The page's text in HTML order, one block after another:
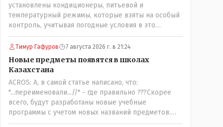
установлены кондиционеры, питьевой и
температурный режимы, которые взяты на особый
контроль, учитывая погодные условия в это
лето.Мы решили. что это - противоречие. Вы
считаете иначе?Ну тут противоречия нет. Этот
трагедии, то есть 29 июля, когда спешно
установили и воду, и новые кондиционеры, и
впервые поставили температурный режим на
контроль. То есть первая часть - информация до
трагедии, вторая часть - информация после
трагедии, когда все уже было исправлено.
Тимур Гафуров 7 августа 2026 г. в 21:24
Новые предметы появятся в школах
Казахстана
ACROS: А, в самой статье написано, что:
"...переименовали...//" - где правильно ???Скорее
всего, будут разработаны новые учебные
программы с учетом новых названий предметов.
Так что предметы - новые. Хоть и